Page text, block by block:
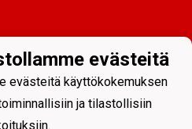
evästeitä
evästeitä käyttökokemuksen
ja tilastollisiin